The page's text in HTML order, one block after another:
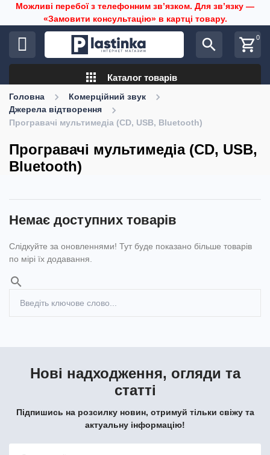
Можливі перебої з телефонним звʼязком. Для звʼязку —
«Замовити консультацію» в картці товару.
search shopping_cart0
apps Каталог товарів
Головна
Комерційний звук
Джерела відтворення
Програвачі мультимедіа (CD, USB, Bluetooth)
Програвачі мультимедіа (CD, USB,
Bluetooth)
Немає доступних товарів
Слідкуйте за оновленнями! Тут буде показано більше товарів
по мірі їх додавання.
search
Нові надходження, огляди та
статті
Підпишись на розсилку новин, отримуй тільки свіжу та
актуальну інформацію!